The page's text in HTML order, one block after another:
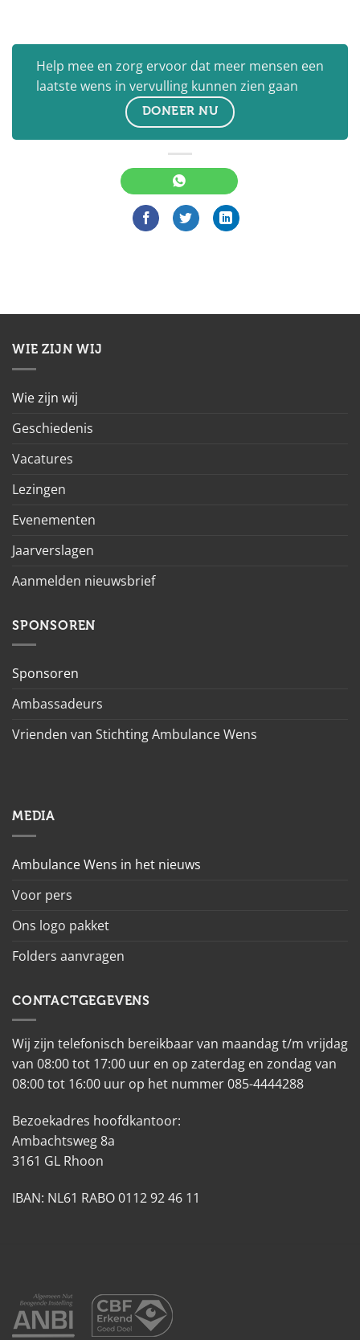
Help mee en zorg ervoor dat meer mensen een
laatste wens in vervulling kunnen zien gaan
DONEER NU
WIE ZIJN WIJ
Wie zijn wij
Geschiedenis
Vacatures
Lezingen
Evenementen
Jaarverslagen
Aanmelden nieuwsbrief
SPONSOREN
Sponsoren
Ambassadeurs
Vrienden van Stichting Ambulance Wens
MEDIA
Ambulance Wens in het nieuws
Voor pers
Ons logo pakket
Folders aanvragen
CONTACTGEGEVENS
Wij zijn telefonisch bereikbaar van maandag t/m vrijdag
van 08:00 tot 17:00 uur en op zaterdag en zondag van
08:00 tot 16:00 uur op het nummer 085-4444288
Bezoekadres hoofdkantoor:
Ambachtsweg 8a
3161 GL Rhoon
IBAN: NL61 RABO 0112 92 46 11